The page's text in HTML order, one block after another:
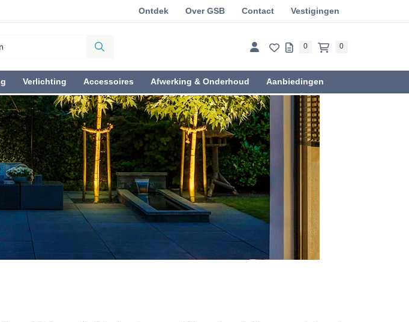
Ontdek Over GSB Contact Vestigingen
0 0
Verlichting Accessoires Afwerking & Onderhoud Aanbiedingen